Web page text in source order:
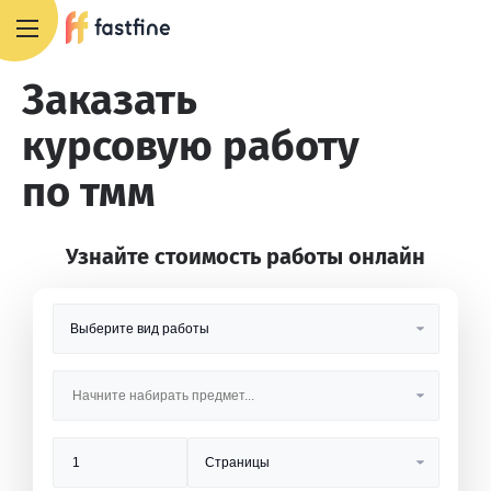
Заказать
курсовую работу
по тмм
Узнайте стоимость работы онлайн